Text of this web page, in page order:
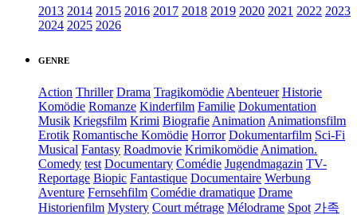
2013 2014 2015 2016 2017 2018 2019 2020 2021 2022 2023
2024 2025 2026
GENRE
Action Thriller Drama Tragikomödie Abenteuer Historie
Komödie Romanze Kinderfilm Familie Dokumentation
Musik Kriegsfilm Krimi Biografie Animation Animationsfilm
Erotik Romantische Komödie Horror Dokumentarfilm Sci-Fi
Musical Fantasy Roadmovie Krimikomödie Animation.
Comedy test Documentary Comédie Jugendmagazin TV-
Reportage Biopic Fantastique Documentaire Werbung
Aventure Fernsehfilm Comédie dramatique Drame
Historienfilm Mystery Court métrage Mélodrame Spot 가족